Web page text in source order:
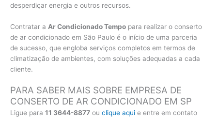
desperdiçar energia e outros recursos.
Contratar a Ar Condicionado Tempo para realizar o conserto
de ar condicionado em São Paulo é o início de uma parceria
de sucesso, que engloba serviços completos em termos de
climatização de ambientes, com soluções adequadas a cada
cliente.
PARA SABER MAIS SOBRE EMPRESA DE
CONSERTO DE AR CONDICIONADO EM SP
Ligue para11 3644-8877 ouclique aqui e entre em contato